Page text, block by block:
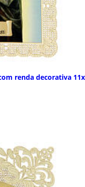
renda decorativa